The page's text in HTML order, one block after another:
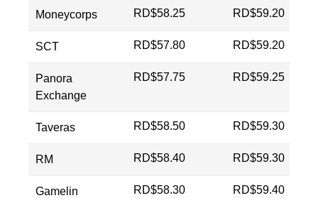
Moneycorps RD$58.25 RD$59.20
SCT RD$57.80 RD$59.20
Panora
Exchange
RD$57.75 RD$59.25
Taveras RD$58.50 RD$59.30
RM RD$58.40 RD$59.30
Gamelin RD$58.30 RD$59.40